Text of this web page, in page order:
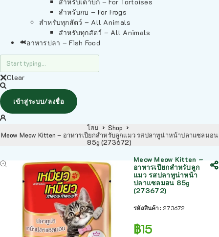
สำหรับกบ – For Frogs
สำหรับทุกสัตว์ – All Animals
สำหรับทุกสัตว์ – All Animals
อาหารปลา – Fish Food
Clear
เข้าสู่ระบบ/ลงชื่อ
โฮม
Shop
Meow Meow Kitten – อาหารเปียกสำหรับลูกแมว รสปลาทูน่าหน้าปลาแซลมอน
85g (273672)
Meow Meow Kitten –
อาหารเปียกสำหรับลูก
แมว รสปลาทูน่าหน้า
ปลาแซลมอน 85g
(273672)
รหัสสินค้า: 273672
฿15